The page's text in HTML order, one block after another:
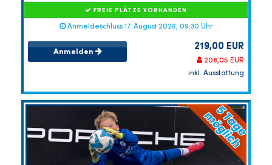
FREIE PLÄTZE VORHANDEN
Anmeldeschluss 17. August 2026, 09:30 Uhr
Anmelden 219,00 EUR
208,05 EUR
inkl. Ausstattung